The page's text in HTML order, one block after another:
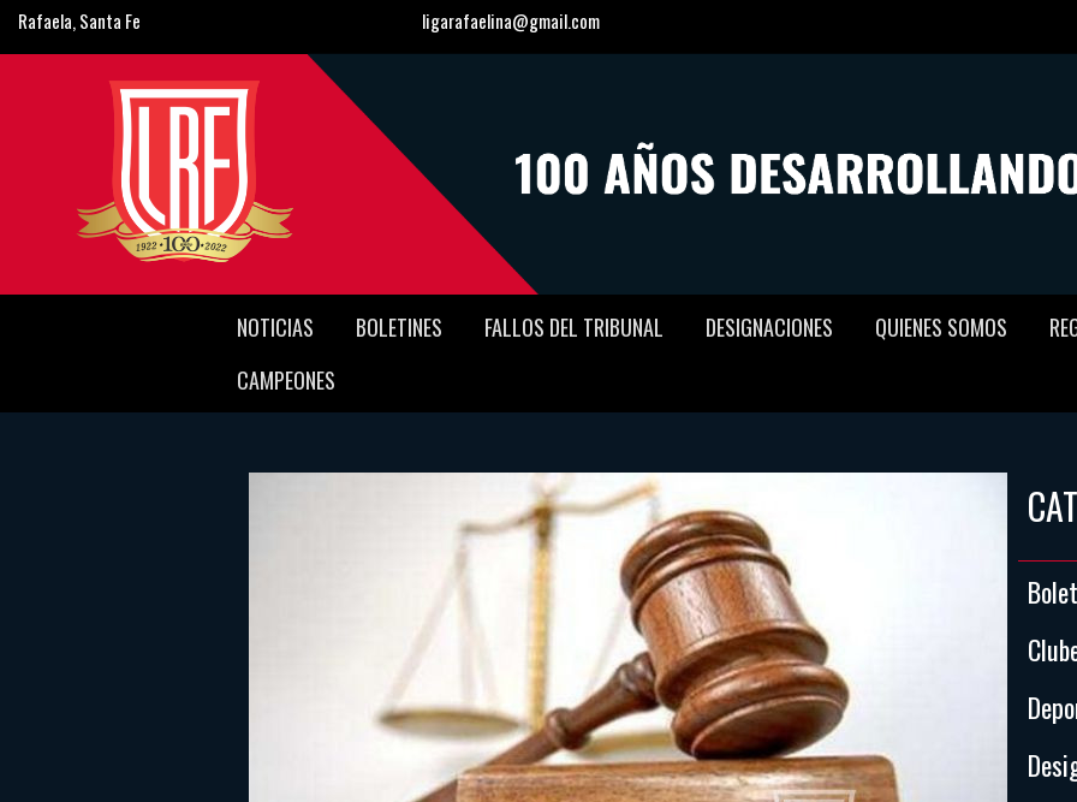
Rafaela, Santa Fe ligarafaelina@gmail.com
NOTICIAS BOLETINES FALLOS DEL TRIBUNAL DESIGNACIONES QUIENES SOMOS
CAMPEONES